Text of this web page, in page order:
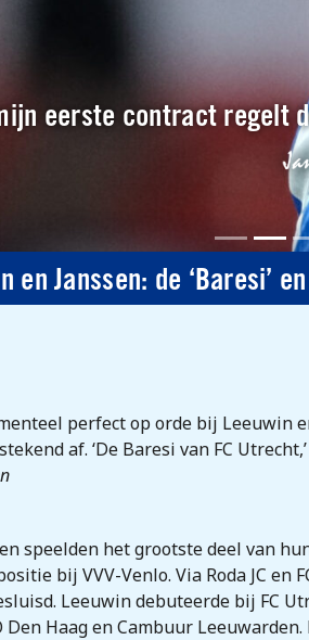
eerste contract regelt
en Janssen: de ‘Baresi’
perfect op orde bij Leeuwin
af. ‘De Baresi van FC
speelden het grootste deel van
bij VVV-Venlo. Via Roda JC
Leeuwin debuteerde bij FC
Den Haag en Cambuur